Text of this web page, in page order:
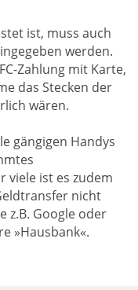
ist, muss auch
werden.
Zahlung mit Karte,
das Stecken der
wären.
gängigen Handys
viele ist es zudem
nicht
z.B. Google oder
»Hausbank«.